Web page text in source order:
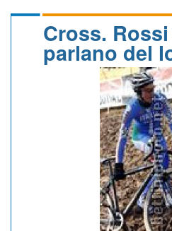
CALENDARIO
Cross.
parlano del